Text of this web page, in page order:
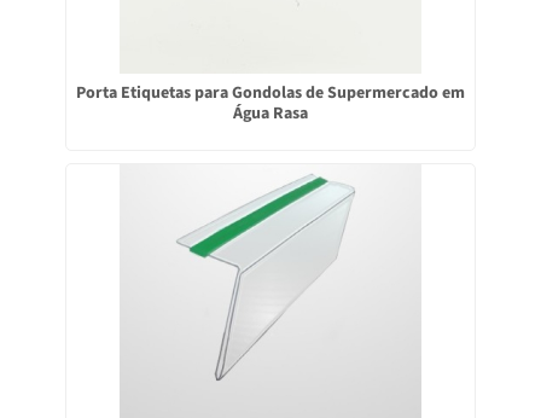
Porta Etiquetas para Gondolas de Supermercado em
Água Rasa